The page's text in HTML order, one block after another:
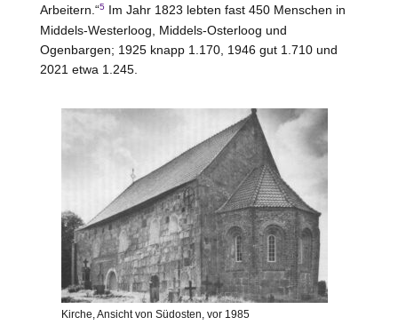
Arbeitern.“5Im Jahr 1823 lebten fast 450 Menschen in
Middels-Westerloog, Middels-Osterloog und
Ogenbargen; 1925 knapp 1.170, 1946 gut 1.710 und
2021 etwa 1.245.
Kirche, Ansicht von Südosten, vor 1985